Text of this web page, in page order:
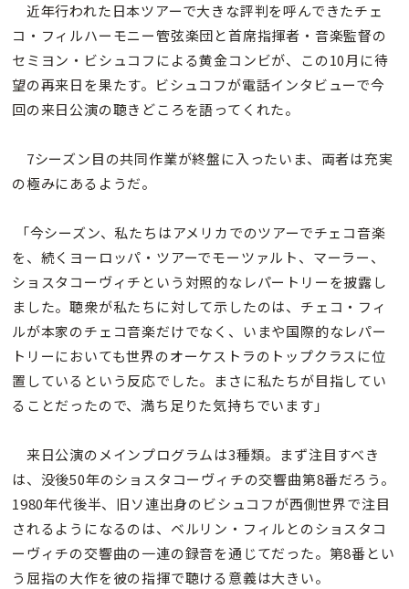
近年行われた日本ツアーで大きな評判を呼んできたチェ
コ・フィルハーモニー管弦楽団と首席指揮者・音楽監督の
セミヨン・ビシュコフによる黄金コンビが、この10月に待
望の再来日を果たす。ビシュコフが電話インタビューで今
回の来日公演の聴きどころを語ってくれた。
7シーズン目の共同作業が終盤に入ったいま、両者は充実
の極みにあるようだ。
「今シーズン、私たちはアメリカでのツアーでチェコ音楽
を、続くヨーロッパ・ツアーでモーツァルト、マーラー、
ショスタコーヴィチという対照的なレパートリーを披露し
ました。聴衆が私たちに対して示したのは、チェコ・フィ
ルが本家のチェコ音楽だけでなく、いまや国際的なレパー
トリーにおいても世界のオーケストラのトップクラスに位
置しているという反応でした。まさに私たちが目指してい
ることだったので、満ち足りた気持ちでいます」
来日公演のメインプログラムは3種類。まず注目すべき
は、没後50年のショスタコーヴィチの交響曲第8番だろう。
1980年代後半、旧ソ連出身のビシュコフが西側世界で注目
されるようになるのは、ベルリン・フィルとのショスタコ
ーヴィチの交響曲の一連の録音を通じてだった。第8番とい
う屈指の大作を彼の指揮で聴ける意義は大きい。